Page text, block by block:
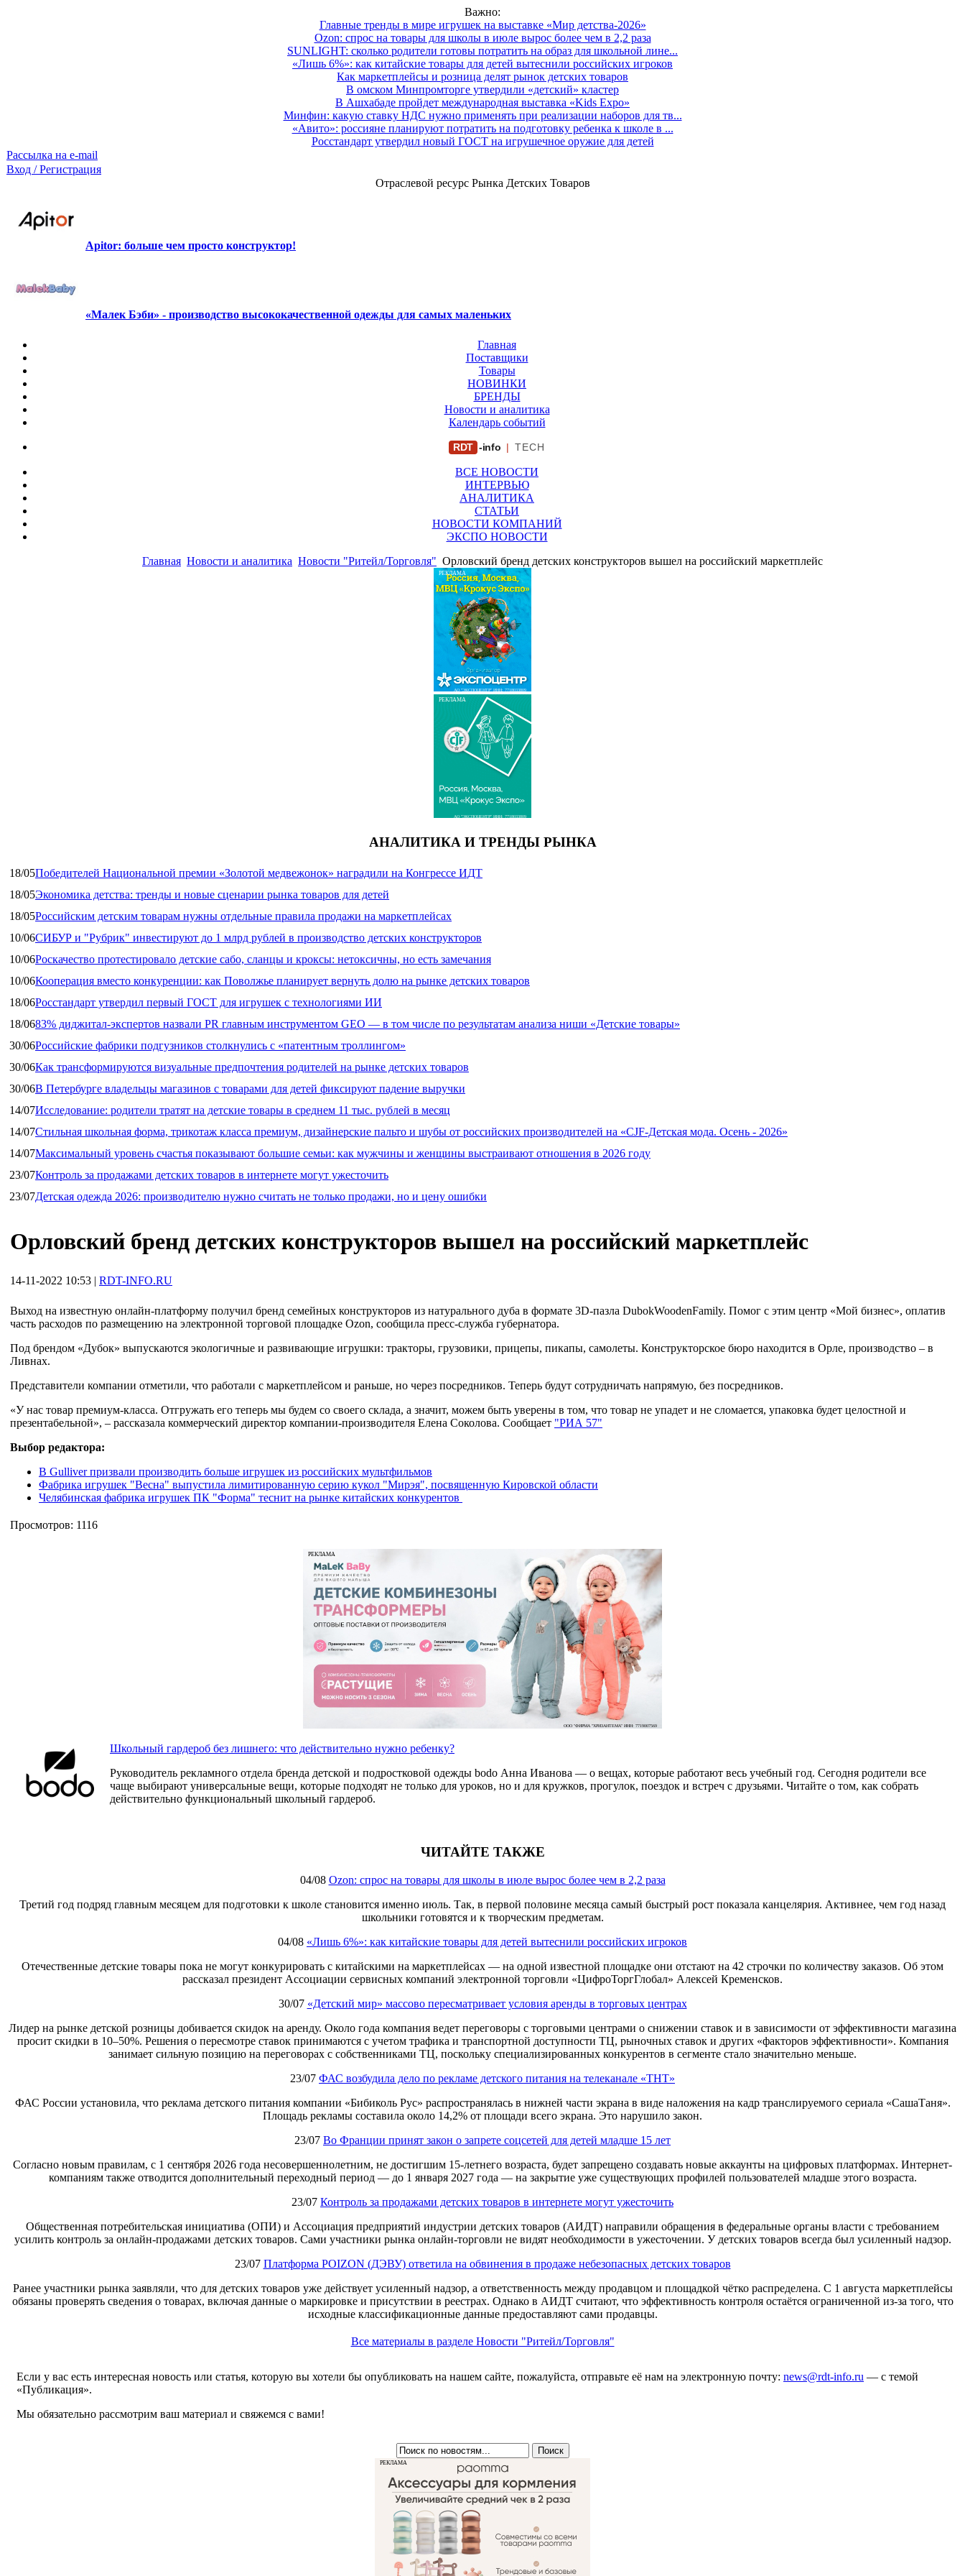
Важно:
Главные тренды в мире игрушек на выставке «Мир детства-2026»
Ozon: спрос на товары для школы в июле вырос более чем в 2,2 раза
SUNLIGHT: сколько родители готовы потратить на образ для школьной лине...
«Лишь 6%»: как китайские товары для детей вытеснили российских игроков
Как маркетплейсы и розница делят рынок детских товаров
В омском Минпромторге утвердили «детский» кластер
В Ашхабаде пройдет международная выставка «Kids Expo»
Минфин: какую ставку НДС нужно применять при реализации наборов для тв...
«Авито»: россияне планируют потратить на подготовку ребенка к школе в ...
Росстандарт утвердил новый ГОСТ на игрушечное оружие для детей
Рассылка на e-mail
Вход / Регистрация
Отраслевой ресурс Рынка Детских Товаров
Apitor: больше чем просто конструктор!
«Малек Бэби» - производство высококачественной одежды для самых маленьких
Главная
Поставщики
Товары
НОВИНКИ
БРЕНДЫ
Новости и аналитика
Календарь событий
RDT -info | TECH
ВСЕ НОВОСТИ
ИНТЕРВЬЮ
АНАЛИТИКА
СТАТЬИ
НОВОСТИ КОМПАНИЙ
ЭКСПО НОВОСТИ
Главная Новости и аналитика Новости "Ритейл/Торговля" Орловский бренд детских конструкторов вышел на российский маркетплейс
РЕКЛАМА
АО "ЭКСПОЦЕНТР" ИНН: 7718033809
РЕКЛАМА
АО "ЭКСПОЦЕНТР" ИНН: 7718033809
АНАЛИТИКА И ТРЕНДЫ РЫНКА
18/05Победителей Национальной премии «Золотой медвежонок» наградили на Конгрессе ИДТ
18/05Экономика детства: тренды и новые сценарии рынка товаров для детей
18/05Российским детским товарам нужны отдельные правила продажи на маркетплейсах
10/06СИБУР и "Рубрик" инвестируют до 1 млрд рублей в производство детских конструкторов
10/06Роскачество протестировало детские сабо, сланцы и кроксы: нетоксичны, но есть замечания
10/06Кооперация вместо конкуренции: как Поволжье планирует вернуть долю на рынке детских товаров
18/06Росстандарт утвердил первый ГОСТ для игрушек с технологиями ИИ
18/0683% диджитал‑экспертов назвали PR главным инструментом GEO — в том числе по результатам анализа ниши «Детские товары»
30/06Российские фабрики подгузников столкнулись с «патентным троллингом»
30/06Как трансформируются визуальные предпочтения родителей на рынке детских товаров
30/06В Петербурге владельцы магазинов с товарами для детей фиксируют падение выручки
14/07Исследование: родители тратят на детские товары в среднем 11 тыс. рублей в месяц
14/07Стильная школьная форма, трикотаж класса премиум, дизайнерские пальто и шубы от российских производителей на «CJF-Детская мода. Осень - 2026»
14/07Максимальный уровень счастья показывают большие семьи: как мужчины и женщины выстраивают отношения в 2026 году
23/07Контроль за продажами детских товаров в интернете могут ужесточить
23/07Детская одежда 2026: производителю нужно считать не только продажи, но и цену ошибки
Орловский бренд детских конструкторов вышел на российский маркетплейс
14-11-2022 10:53 | RDT-INFO.RU
Выход на известную онлайн-платформу получил бренд семейных конструкторов из натурального дуба в формате 3D-пазла DubokWoodenFamily. Помог с этим центр «Мой бизнес», оплатив
часть расходов по размещению на электронной торговой площадке Ozon, сообщила пресс-служба губернатора.
Под брендом «Дубок» выпускаются экологичные и развивающие игрушки: тракторы, грузовики, прицепы, пикапы, самолеты. Конструкторское бюро находится в Орле, производство – в
Ливнах.
Представители компании отметили, что работали с маркетплейсом и раньше, но через посредников. Теперь будут сотрудничать напрямую, без посредников.
«У нас товар премиум-класса. Отгружать его теперь мы будем со своего склада, а значит, можем быть уверены в том, что товар не упадет и не сломается, упаковка будет целостной и
презентабельной», – рассказала коммерческий директор компании-производителя Елена Соколова. Сообщает "РИА 57"
Выбор редактора:
В Gulliver призвали производить больше игрушек из российских мультфильмов
Фабрика игрушек "Весна" выпустила лимитированную серию кукол "Мирэя", посвященную Кировской области
Челябинская фабрика игрушек ПК "Форма" теснит на рынке китайских конкурентов
Просмотров: 1116
РЕКЛАМА
ООО "ФИРМА "ХРИЗАНТЕМА" ИНН: 7719007569
Школьный гардероб без лишнего: что действительно нужно ребенку?
Руководитель рекламного отдела бренда детской и подростковой одежды bodo Анна Иванова — о вещах, которые работают весь учебный год. Сегодня родители все
чаще выбирают универсальные вещи, которые подходят не только для уроков, но и для кружков, прогулок, поездок и встреч с друзьями. Читайте о том, как собрать
действительно функциональный школьный гардероб.
ЧИТАЙТЕ ТАКЖЕ
04/08 Ozon: спрос на товары для школы в июле вырос более чем в 2,2 раза
Третий год подряд главным месяцем для подготовки к школе становится именно июль. Так, в первой половине месяца самый быстрый рост показала канцелярия. Активнее, чем год назад
школьники готовятся и к творческим предметам.
04/08 «Лишь 6%»: как китайские товары для детей вытеснили российских игроков
Отечественные детские товары пока не могут конкурировать с китайскими на маркетплейсах — на одной известной площадке они отстают на 42 строчки по количеству заказов. Об этом
рассказал президент Ассоциации сервисных компаний электронной торговли «ЦифроТоргГлобал» Алексей Кременсков.
30/07 «Детский мир» массово пересматривает условия аренды в торговых центрах
Лидер на рынке детской розницы добивается скидок на аренду. Около года компания ведет переговоры с торговыми центрами о снижении ставок и в зависимости от эффективности магазина
просит скидки в 10–50%. Решения о пересмотре ставок принимаются с учетом трафика и транспортной доступности ТЦ, рыночных ставок и других «факторов эффективности». Компания
занимает сильную позицию на переговорах с собственниками ТЦ, поскольку специализированных конкурентов в сегменте стало значительно меньше.
23/07 ФАС возбудила дело по рекламе детского питания на телеканале «ТНТ»
ФАС России установила, что реклама детского питания компании «Бибиколь Рус» распространялась в нижней части экрана в виде наложения на кадр транслируемого сериала «СашаТаня».
Площадь рекламы составила около 14,2% от площади всего экрана. Это нарушило закон.
23/07 Во Франции принят закон о запрете соцсетей для детей младше 15 лет
Согласно новым правилам, с 1 сентября 2026 года несовершеннолетним, не достигшим 15-летнего возраста, будет запрещено создавать новые аккаунты на цифровых платформах. Интернет-
компаниям также отводится дополнительный переходный период — до 1 января 2027 года — на закрытие уже существующих профилей пользователей младше этого возраста.
23/07 Контроль за продажами детских товаров в интернете могут ужесточить
Общественная потребительская инициатива (ОПИ) и Ассоциация предприятий индустрии детских товаров (АИДТ) направили обращения в федеральные органы власти с требованием
усилить контроль за онлайн‑продажами детских товаров. Сами участники рынка онлайн-торговли не видят необходимости в ужесточении. У детских товаров всегда был усиленный надзор.
23/07 Платформа POIZON (ДЭВУ) ответила на обвинения в продаже небезопасных детских товаров
Ранее участники рынка заявляли, что для детских товаров уже действует усиленный надзор, а ответственность между продавцом и площадкой чётко распределена. С 1 августа маркетплейсы
обязаны проверять сведения о товарах, включая данные о маркировке и присутствии в реестрах. Однако в АИДТ считают, что эффективность контроля остаётся ограниченной из-за того, что
исходные классификационные данные предоставляют сами продавцы.
Все материалы в разделе Новости "Ритейл/Торговля"
Если у вас есть интересная новость или статья, которую вы хотели бы опубликовать на нашем сайте, пожалуйста, отправьте её нам на электронную почту: news@rdt-info.ru — с темой
«Публикация».
Мы обязательно рассмотрим ваш материал и свяжемся с вами!
РЕКЛАМА